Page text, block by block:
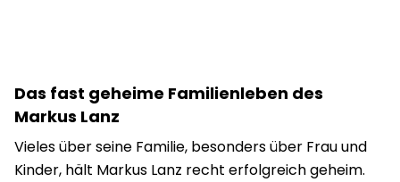
Das fast geheime Familienleben des
Markus Lanz
Vieles über seine Familie, besonders über Frau und
Kinder, hält Markus Lanz recht erfolgreich geheim.